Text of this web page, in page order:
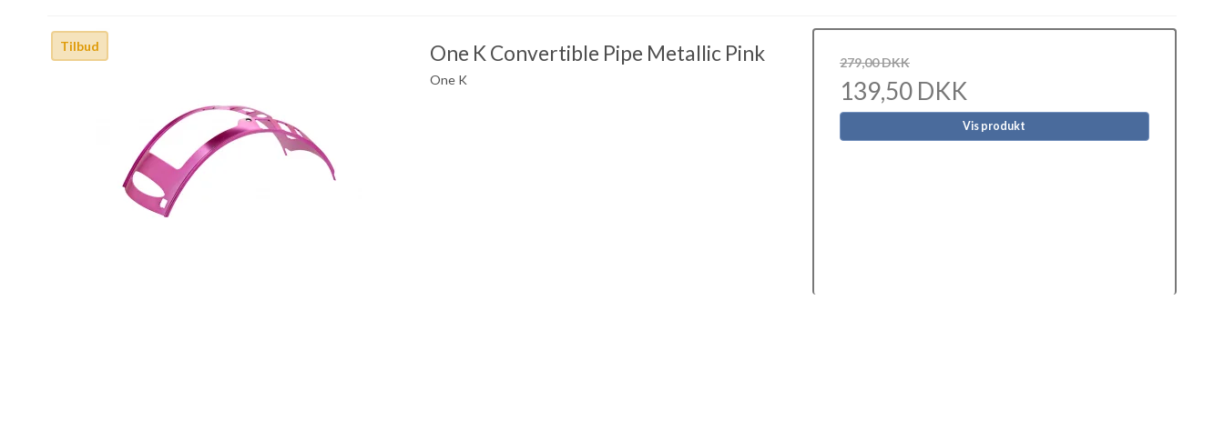
Tilbud One K Convertible Pipe Metallic Pink
One K
279,00 DKK
139,50 DKK
Vis produkt